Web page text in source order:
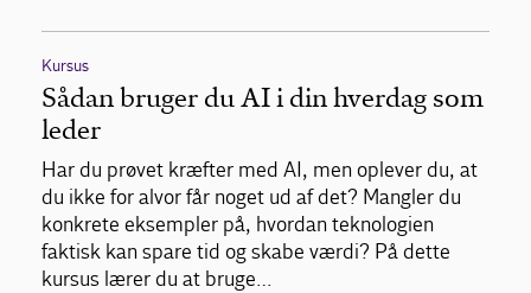
Kursus
Sådan bruger du AI i din hverdag som
leder
Har du prøvet kræfter med AI, men oplever du, at
du ikke for alvor får noget ud af det? Mangler du
konkrete eksempler på, hvordan teknologien
faktisk kan spare tid og skabe værdi? På dette
kursus lærer du at bruge…